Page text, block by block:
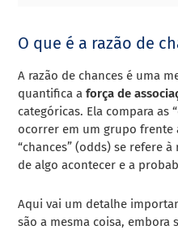
O que é a razão de
A razão de chances é uma
quantifica aforça de
categóricas. Ela compara as
ocorrer em um grupo frente
“chances” (odds) se refere
de algo acontecer e a
Aqui vai um detalhe
são a mesma coisa, embora